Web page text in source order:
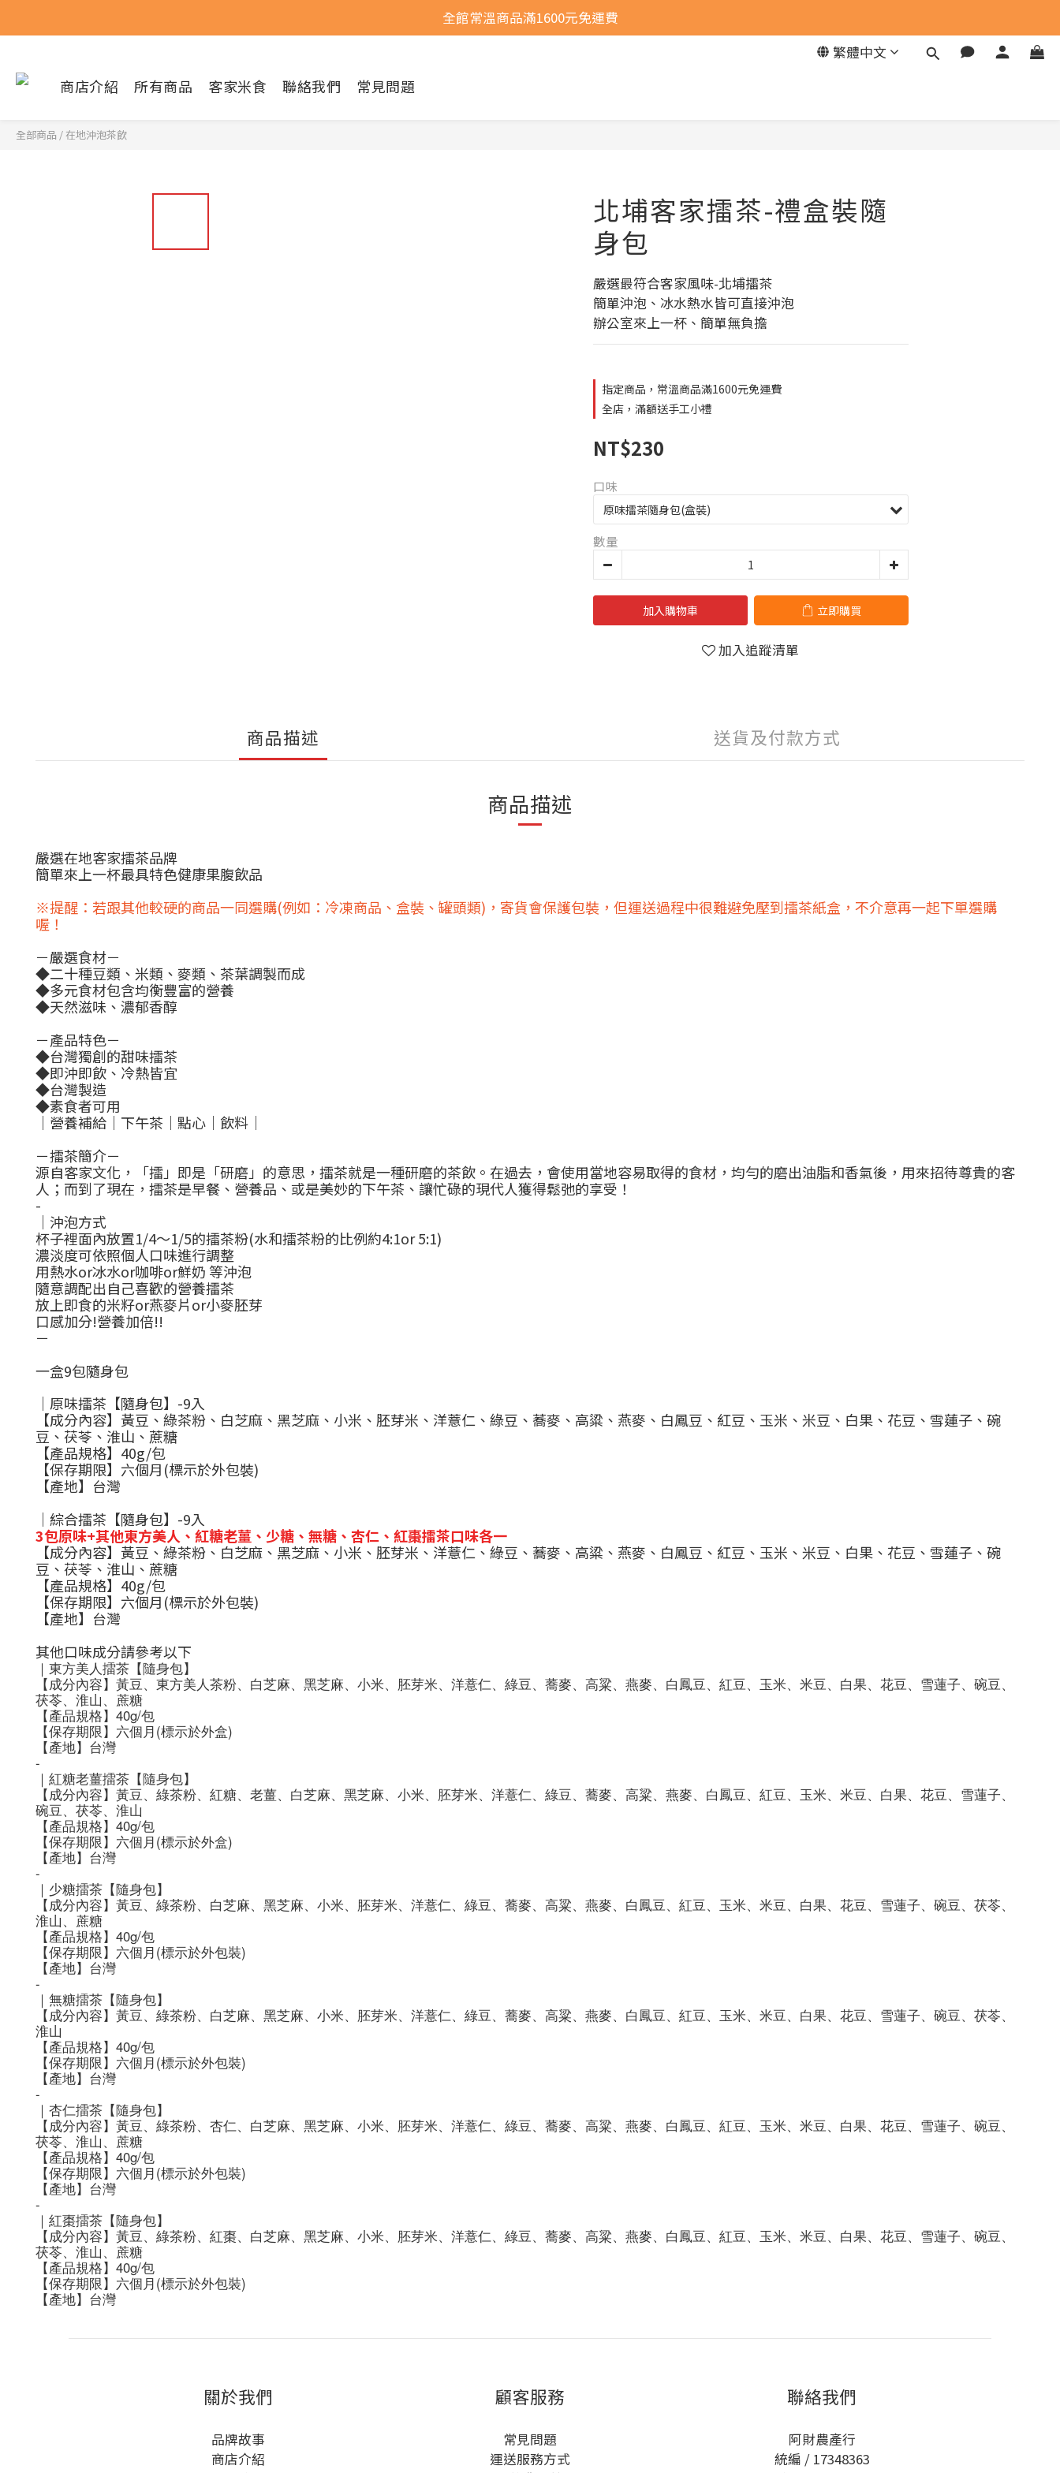
全館常溫商品滿1600元免運費
全館常溫商品滿1600元免運費
繁體中文
商店介紹 所有商品 客家米食 聯絡我們 常見問題
全部商品 /在地沖泡茶飲
北埔客家擂茶-禮盒裝隨
身包
嚴選最符合客家風味-北埔擂茶
簡單沖泡、冰水熱水皆可直接沖泡
辦公室來上一杯、簡單無負擔
指定商品，常溫商品滿1600元免運費
全店，滿額送手工小禮
NT$230
口味
數量
加入購物車 立即購買
加入追蹤清單
商品描述 送貨及付款方式
商品描述
嚴選在地客家擂茶品牌
簡單來上一杯最具特色健康果腹飲品
※提醒：若跟其他較硬的商品一同選購(例如：冷凍商品、盒裝、罐頭類)，寄貨會保護包裝，但運送過程中很難避免壓到擂茶紙盒，不介意再一起下單選購
喔！
－嚴選食材－
◆二十種豆類、米類、麥類、茶葉調製而成
◆多元食材包含均衡豐富的營養
◆天然滋味、濃郁香醇
－產品特色－
◆台灣獨創的甜味擂茶
◆即沖即飲、冷熱皆宜
◆台灣製造
◆素食者可用
｜營養補給｜下午茶｜點心｜飲料｜
－擂茶簡介－
源自客家文化，「擂」即是「研磨」的意思，擂茶就是一種研磨的茶飲。在過去，會使用當地容易取得的食材，均勻的磨出油脂和香氣後，用來招待尊貴的客
人；而到了現在，擂茶是早餐、營養品、或是美妙的下午茶、讓忙碌的現代人獲得鬆弛的享受！
-
｜沖泡方式
杯子裡面內放置1/4～1/5的擂茶粉(水和擂茶粉的比例約4:1or 5:1)
濃淡度可依照個人口味進行調整
用熱水or冰水or咖啡or鮮奶 等沖泡
隨意調配出自己喜歡的營養擂茶
放上即食的米籽or燕麥片or小麥胚芽
口感加分!營養加倍!!
－
一盒9包隨身包
｜原味擂茶【隨身包】-9入
【成分內容】黃豆、綠茶粉、白芝麻、黑芝麻、小米、胚芽米、洋薏仁、綠豆、蕎麥、高粱、燕麥、白鳳豆、紅豆、玉米、米豆、白果、花豆、雪蓮子、碗
豆、茯苓、淮山、蔗糖
【產品規格】40g/包
【保存期限】六個月(標示於外包裝)
【產地】台灣
｜綜合擂茶【隨身包】-9入
3包原味+其他東方美人、紅糖老薑、少糖、無糖、杏仁、紅棗擂茶口味各一
【成分內容】黃豆、綠茶粉、白芝麻、黑芝麻、小米、胚芽米、洋薏仁、綠豆、蕎麥、高粱、燕麥、白鳳豆、紅豆、玉米、米豆、白果、花豆、雪蓮子、碗
豆、茯苓、淮山、蔗糖
【產品規格】40g/包
【保存期限】六個月(標示於外包裝)
【產地】台灣
其他口味成分請參考以下
｜東方美人擂茶【隨身包】
【成分內容】黃豆、東方美人茶粉、白芝麻、黑芝麻、小米、胚芽米、洋薏仁、綠豆、蕎麥、高粱、燕麥、白鳳豆、紅豆、玉米、米豆、白果、花豆、雪蓮子、碗豆、
茯苓、淮山、蔗糖
【產品規格】40g/包
【保存期限】六個月(標示於外盒)
【產地】台灣
-
｜紅糖老薑擂茶【隨身包】
【成分內容】黃豆、綠茶粉、紅糖、老薑、白芝麻、黑芝麻、小米、胚芽米、洋薏仁、綠豆、蕎麥、高粱、燕麥、白鳳豆、紅豆、玉米、米豆、白果、花豆、雪蓮子、
碗豆、茯苓、淮山
【產品規格】40g/包
【保存期限】六個月(標示於外盒)
【產地】台灣
-
｜少糖擂茶【隨身包】
【成分內容】黃豆、綠茶粉、白芝麻、黑芝麻、小米、胚芽米、洋薏仁、綠豆、蕎麥、高粱、燕麥、白鳳豆、紅豆、玉米、米豆、白果、花豆、雪蓮子、碗豆、茯苓、
淮山、蔗糖
【產品規格】40g/包
【保存期限】六個月(標示於外包裝)
【產地】台灣
-
｜無糖擂茶【隨身包】
【成分內容】黃豆、綠茶粉、白芝麻、黑芝麻、小米、胚芽米、洋薏仁、綠豆、蕎麥、高粱、燕麥、白鳳豆、紅豆、玉米、米豆、白果、花豆、雪蓮子、碗豆、茯苓、
淮山
【產品規格】40g/包
【保存期限】六個月(標示於外包裝)
【產地】台灣
-
｜杏仁擂茶【隨身包】
【成分內容】黃豆、綠茶粉、杏仁、白芝麻、黑芝麻、小米、胚芽米、洋薏仁、綠豆、蕎麥、高粱、燕麥、白鳳豆、紅豆、玉米、米豆、白果、花豆、雪蓮子、碗豆、
茯苓、淮山、蔗糖
【產品規格】40g/包
【保存期限】六個月(標示於外包裝)
【產地】台灣
-
｜紅棗擂茶【隨身包】
【成分內容】黃豆、綠茶粉、紅棗、白芝麻、黑芝麻、小米、胚芽米、洋薏仁、綠豆、蕎麥、高粱、燕麥、白鳳豆、紅豆、玉米、米豆、白果、花豆、雪蓮子、碗豆、
茯苓、淮山、蔗糖
【產品規格】40g/包
【保存期限】六個月(標示於外包裝)
【產地】台灣
關於我們
品牌故事
商店介紹
顧客服務
常見問題
運送服務方式
聯絡我們
阿財農產行
統編 / 17348363